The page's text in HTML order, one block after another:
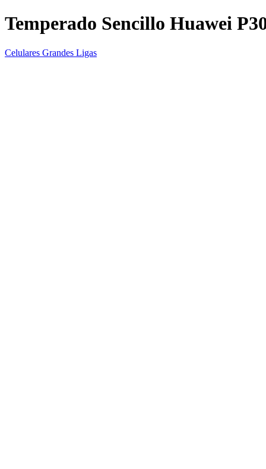
Temperado Sencillo Huawei
Celulares Grandes Ligas